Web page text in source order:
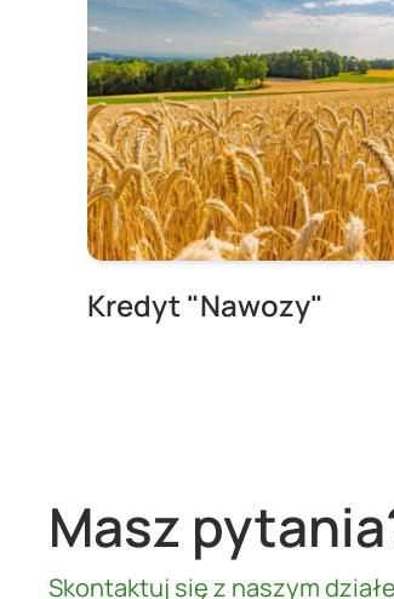
Kredyt "Nawozy"
Masz
Skontaktuj się z naszym